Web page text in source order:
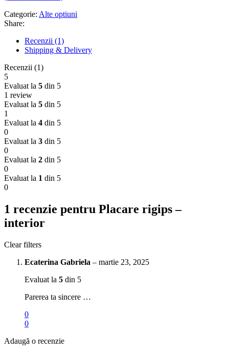
Categorie: Alte optiuni
Share:
Recenzii (1)
Shipping & Delivery
Recenzii (1)
5
Evaluat la 5 din 5
1 review
Evaluat la 5 din 5
1
Evaluat la 4 din 5
0
Evaluat la 3 din 5
0
Evaluat la 2 din 5
0
Evaluat la 1 din 5
0
1 recenzie pentru Placare rigips –
interior
Clear filters
Ecaterina Gabriela – martie 23, 2025
Evaluat la 5 din 5
Parerea ta sincere …
0
0
Adaugă o recenzie